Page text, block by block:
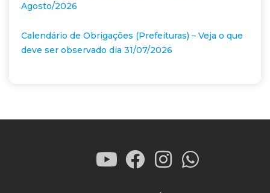
Agosto/2026
Calendário de Obrigações (Prefeituras) – Veja o que
deve ser observado dia 31/07/2026